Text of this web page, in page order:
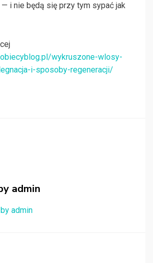
i nie będą się przy tym sypać jak
wykruszone-wlosy-
i-sposoby-regeneracji/
admin
admin